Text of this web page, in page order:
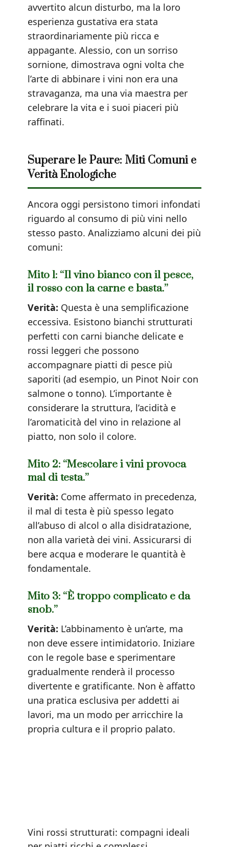
avvertito alcun disturbo, ma la loro
esperienza gustativa era stata
straordinariamente più ricca e
appagante. Alessio, con un sorriso
sornione, dimostrava ogni volta che
l’arte di abbinare i vini non era una
stravaganza, ma una via maestra per
celebrare la vita e i suoi piaceri più
raffinati.
Superare le Paure: Miti Comuni e
Verità Enologiche
Ancora oggi persistono timori infondati
riguardo al consumo di più vini nello
stesso pasto. Analizziamo alcuni dei più
comuni:
Mito 1: “Il vino bianco con il pesce,
il rosso con la carne e basta.”
Verità: Questa è una semplificazione
eccessiva. Esistono bianchi strutturati
perfetti con carni bianche delicate e
rossi leggeri che possono
accompagnare piatti di pesce più
saporiti (ad esempio, un Pinot Noir con
salmone o tonno). L’importante è
considerare la struttura, l’acidità e
l’aromaticità del vino in relazione al
piatto, non solo il colore.
Mito 2: “Mescolare i vini provoca
mal di testa.”
Verità: Come affermato in precedenza,
il mal di testa è più spesso legato
all’abuso di alcol o alla disidratazione,
non alla varietà dei vini. Assicurarsi di
bere acqua e moderare le quantità è
fondamentale.
Mito 3: “È troppo complicato e da
snob.”
Verità: L’abbinamento è un’arte, ma
non deve essere intimidatorio. Iniziare
con le regole base e sperimentare
gradualmente renderà il processo
divertente e gratificante. Non è affatto
una pratica esclusiva per addetti ai
lavori, ma un modo per arricchire la
propria cultura e il proprio palato.
Vini rossi strutturati: compagni ideali